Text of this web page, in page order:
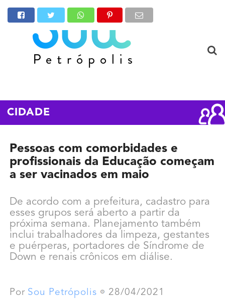
CIDADE
Pessoas com comorbidades e
profissionais da Educação começam
a ser vacinados em maio
De acordo com a prefeitura, cadastro para
esses grupos será aberto a partir da
próxima semana. Planejamento também
inclui trabalhadores da limpeza, gestantes
e puérperas, portadores de Síndrome de
Down e renais crônicos em diálise.
Por Sou Petrópolis 28/04/2021